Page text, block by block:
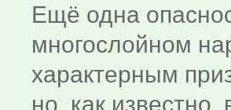
Ещё одна
многослойном
характерным
но, как